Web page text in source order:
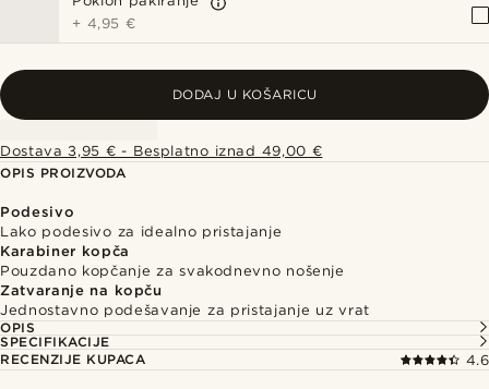
+ 4,95 €
DODAJ U KOŠARICU
Dostava 3,95 € - Besplatno iznad 49,00 €
OPIS PROIZVODA
Podesivo
Lako podesivo za idealno pristajanje
Karabiner kopča
Pouzdano kopčanje za svakodnevno nošenje
Zatvaranje na kopču
Jednostavno podešavanje za pristajanje uz vrat
OPIS
SPECIFIKACIJE
RECENZIJE KUPACA
4.6